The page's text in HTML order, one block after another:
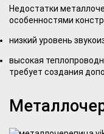
Недостатки
особенностями
низкий уровень
высокая
требует создания